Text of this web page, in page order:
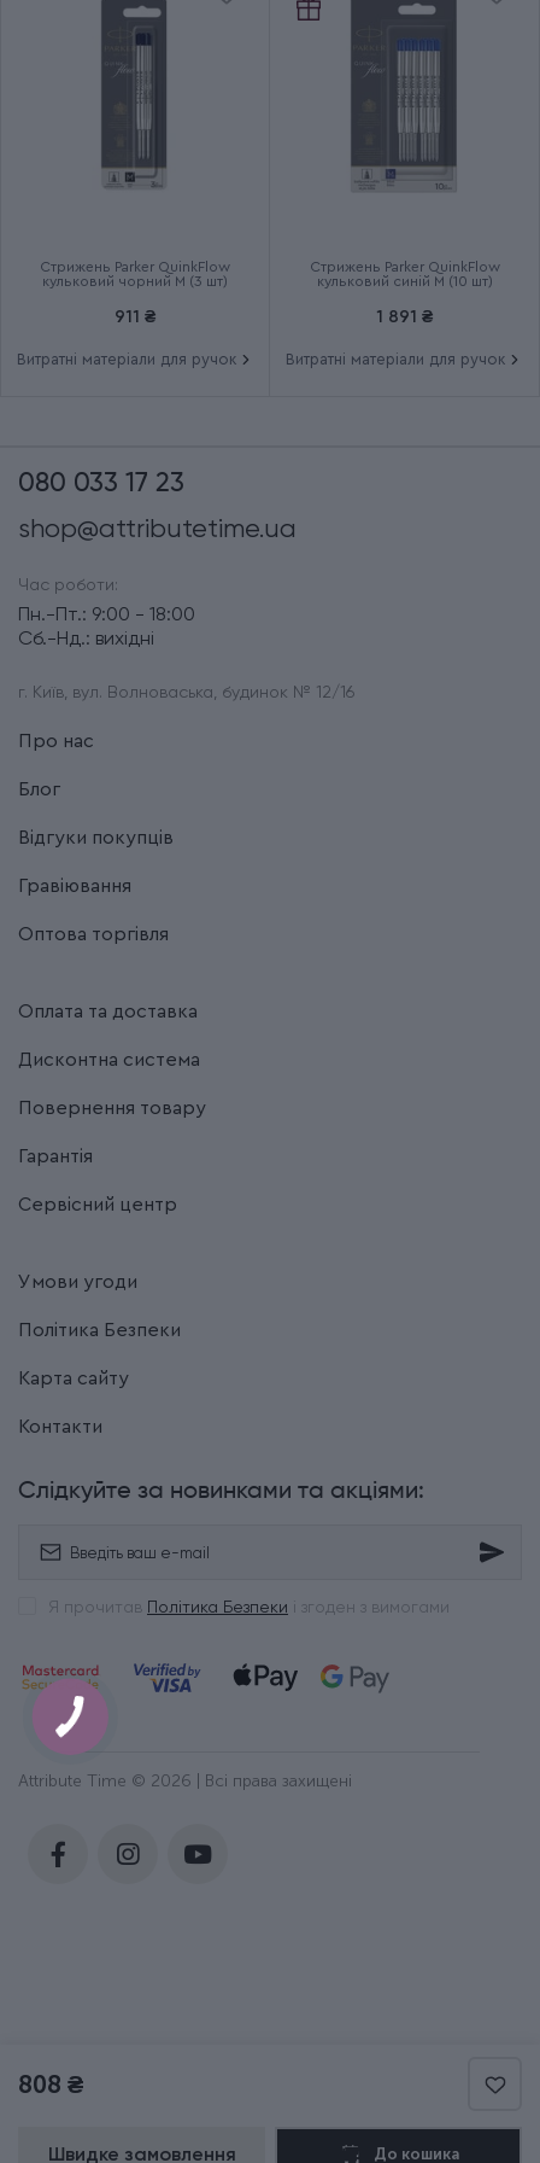
808 ₴
Швидке замовлення До кошика
Стрижень Parker QuinkFlow
кульковий чорний M (3 шт)
911 ₴
Витратні матеріали для ручок
Стрижень Parker QuinkFlow
кульковий синій M (10 шт)
1 891 ₴
Витратні матеріали для ручок
080 033 17 23
shop@attributetime.ua
Час роботи:
Пн.-Пт.: 9:00 - 18:00
Сб.-Нд.: вихідні
г. Київ, вул. Волноваська, будинок № 12/16
Про нас
Блог
Відгуки покупців
Гравіювання
Оптова торгівля
Оплата та доставка
Дисконтна система
Повернення товару
Гарантія
Сервісний центр
Умови угоди
Політика Безпеки
Карта сайту
Контакти
Слідкуйте за новинками та акціями:
Я прочитав Політика Безпеки і згоден з вимогами
Attribute Time © 2026 | Всі права захищені